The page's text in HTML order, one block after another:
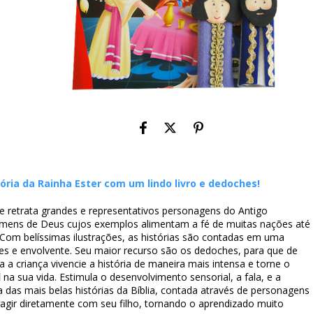
da Rainha Ester com um lindo livro e dedoches!
retrata grandes e representativos personagens do Antigo
de Deus cujos exemplos alimentam a fé de muitas nações até
belíssimas ilustrações, as histórias são contadas em uma
e envolvente. Seu maior recurso são os dedoches, para que de
a criança vivencie a história de maneira mais intensa e torne o
sua vida. Estimula o desenvolvimento sensorial, a fala, e a
das mais belas histórias da Bíblia, contada através de personagens
diretamente com seu filho, tornando o aprendizado muito